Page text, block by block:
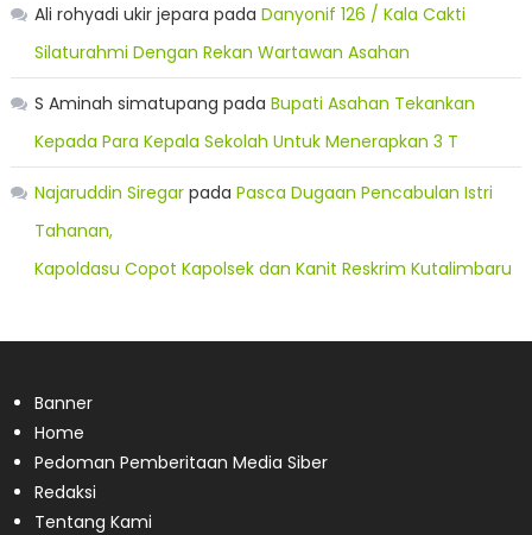
Ali rohyadi ukir jepara pada Danyonif 126 / Kala Cakti
Silaturahmi Dengan Rekan Wartawan Asahan
S Aminah simatupang pada Bupati Asahan Tekankan
Kepada Para Kepala Sekolah Untuk Menerapkan 3 T
Najaruddin Siregarpada Pasca Dugaan Pencabulan Istri
Tahanan,
Kapoldasu Copot Kapolsek dan Kanit Reskrim Kutalimbaru
Banner
Home
Pedoman Pemberitaan Media Siber
Redaksi
Tentang Kami